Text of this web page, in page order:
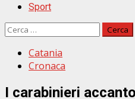
Sport
Ricerca
Catania
Cronaca
I carabinieri